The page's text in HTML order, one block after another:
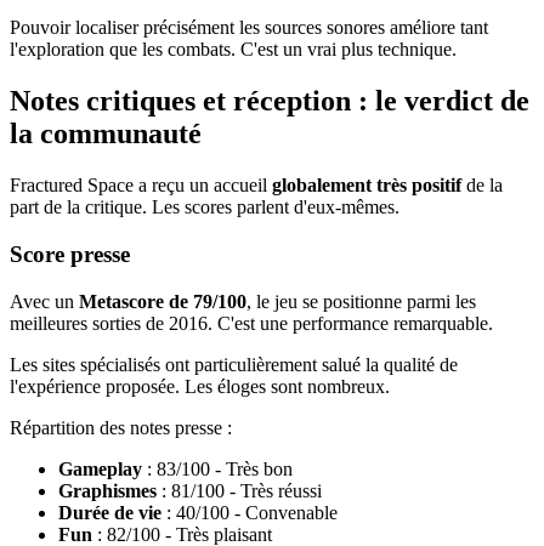
Pouvoir localiser précisément les sources sonores améliore tant
l'exploration que les combats. C'est un vrai plus technique.
Notes critiques et réception : le verdict de
la communauté
Fractured Space a reçu un accueil globalement très positifde la
part de la critique. Les scores parlent d'eux-mêmes.
Score presse
Avec un Metascore de 79/100, le jeu se positionne parmi les
meilleures sorties de 2016. C'est une performance remarquable.
Les sites spécialisés ont particulièrement salué la qualité de
l'expérience proposée. Les éloges sont nombreux.
Répartition des notes presse :
Gameplay : 83/100 - Très bon
Graphismes : 81/100 - Très réussi
Durée de vie : 40/100 - Convenable
Fun : 82/100 - Très plaisant